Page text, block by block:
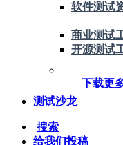
软件测试
商业测试
开源测试
下载更
测试沙龙
搜索
给我们投稿